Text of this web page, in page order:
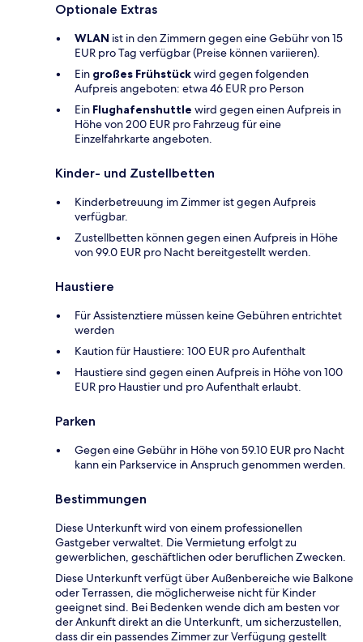
Optionale Extras
WLAN ist in den Zimmern gegen eine Gebühr von 15
EUR pro Tag verfügbar (Preise können variieren).
Ein großes Frühstückwird gegen folgenden
Aufpreis angeboten: etwa 46 EUR pro Person
Ein Flughafenshuttle wird gegen einen Aufpreis in
Höhe von 200 EUR pro Fahrzeug für eine
Einzelfahrkarte angeboten.
Kinder- und Zustellbetten
Kinderbetreuung im Zimmer ist gegen Aufpreis
verfügbar.
Zustellbetten können gegen einen Aufpreis in Höhe
von 99.0 EUR pro Nacht bereitgestellt werden.
Haustiere
Für Assistenztiere müssen keine Gebühren entrichtet
werden
Kaution für Haustiere: 100 EUR pro Aufenthalt
Haustiere sind gegen einen Aufpreis in Höhe von 100
EUR pro Haustier und pro Aufenthalt erlaubt.
Parken
Gegen eine Gebühr in Höhe von 59.10 EUR pro Nacht
kann ein Parkservice in Anspruch genommen werden.
Bestimmungen
Diese Unterkunft wird von einem professionellen
Gastgeber verwaltet. Die Vermietung erfolgt zu
gewerblichen, geschäftlichen oder beruflichen Zwecken.
Diese Unterkunft verfügt über Außenbereiche wie Balkone
oder Terrassen, die möglicherweise nicht für Kinder
geeignet sind. Bei Bedenken wende dich am besten vor
der Ankunft direkt an die Unterkunft, um sicherzustellen,
dass dir ein passendes Zimmer zur Verfügung gestellt